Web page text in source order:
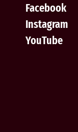
Facebook
Instagram
YouTube